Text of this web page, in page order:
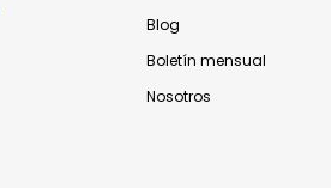
Blog
Boletín mensual
Nosotros